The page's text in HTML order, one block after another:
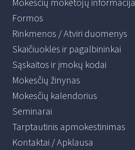
Mokesčių mokėtojų informacija
Formos
Rinkmenos / Atviri duomenys
Skaičiuoklės ir pagalbininkai
Sąskaitos ir įmokų kodai
Mokesčių žinynas
Mokesčių kalendorius
Seminarai
Tarptautinis apmokestinimas
Kontaktai / Apklausa